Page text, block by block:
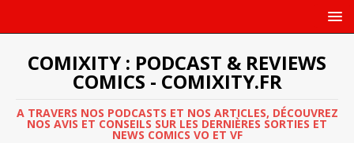
COMIXITY : PODCAST & REVIEWS
COMICS - COMIXITY.FR
A TRAVERS NOS PODCASTS ET NOS ARTICLES, DÉCOUVREZ
NOS AVIS ET CONSEILS SUR LES DERNIÈRES SORTIES ET
NEWS COMICS VO ET VF